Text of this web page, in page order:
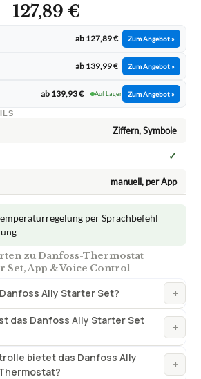
127,89 €
ab 127,89 € Zum Angebot »
ab 139,99 € Zum Angebot »
ab 139,93 € Auf Lager Zum Angebot »
Ziffern, Symbole
✓
manuell, per App
per Sprachbefehl
zu Danfoss-Thermostat
Set, App & Voice Control
Ally Starter Set? +
das Danfoss Ally Starter Set
+
bietet das Danfoss Ally
+